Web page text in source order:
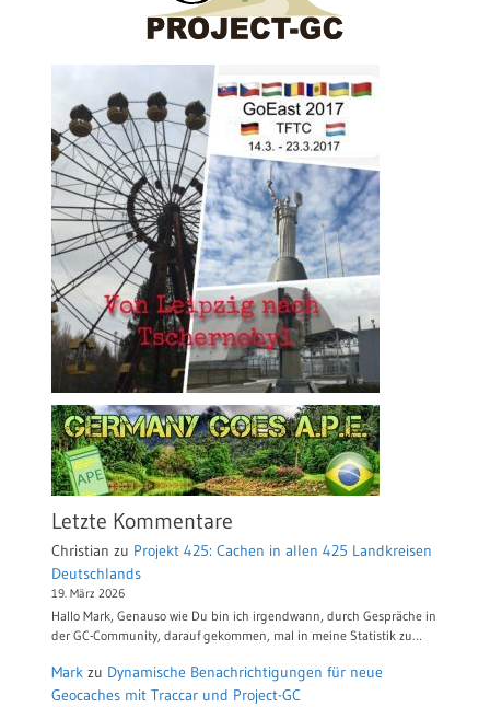
Letzte Kommentare
Christian zu Projekt 425: Cachen in allen 425 Landkreisen
Deutschlands
19. März 2026
Hallo Mark, Genauso wie Du bin ich irgendwann, durch Gespräche in
der GC-Community, darauf gekommen, mal in meine Statistik zu…
Mark zu Dynamische Benachrichtigungen für neue
Geocaches mit Traccar und Project-GC